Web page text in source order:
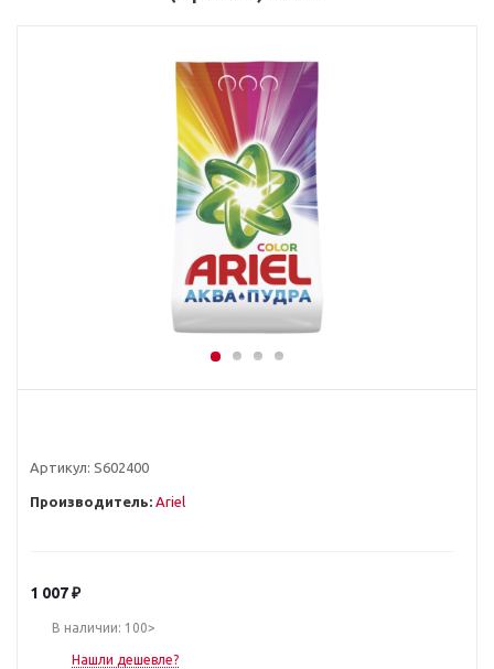
Артикул: S602400
Производитель: Ariel
1 007₽
В наличии: 100>
Нашли дешевле?